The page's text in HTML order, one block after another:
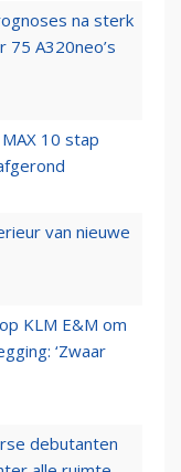
na sterk
75 A320neo’s
10 stap
van nieuwe
KLM E&M om
‘Zwaar
debutanten